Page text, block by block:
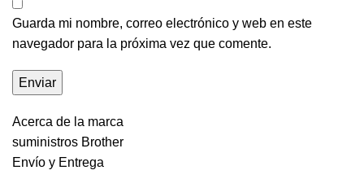
Guarda mi nombre, correo electrónico y web en este
navegador para la próxima vez que comente.
Acerca de la marca
suministros Brother
Envío y Entrega